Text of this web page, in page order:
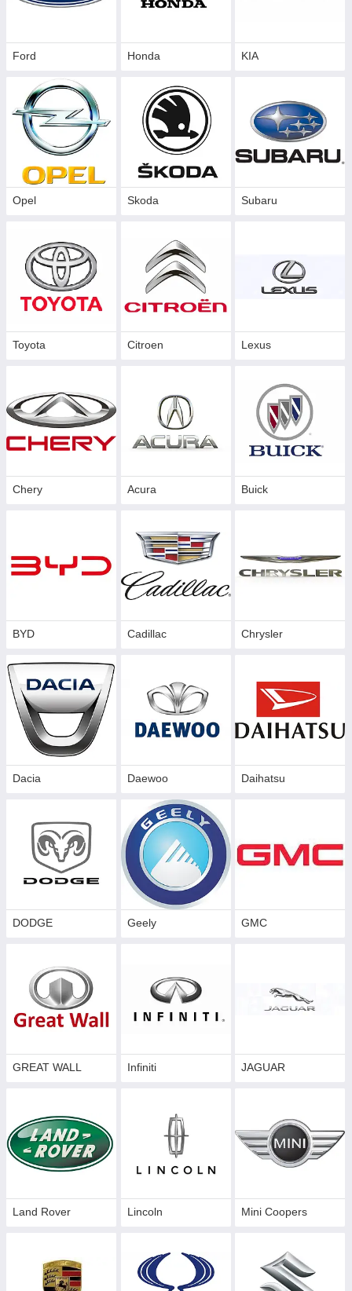
Ford Honda KIA
Opel Skoda Subaru
Toyota Citroen Lexus
Chery Acura Buick
BYD Cadillac Сhrysler
Dacia Daewoo Daihatsu
DODGE Geely GMC
GREAT WALL Infiniti JAGUAR
Land Rover Lincoln Mini Coopers